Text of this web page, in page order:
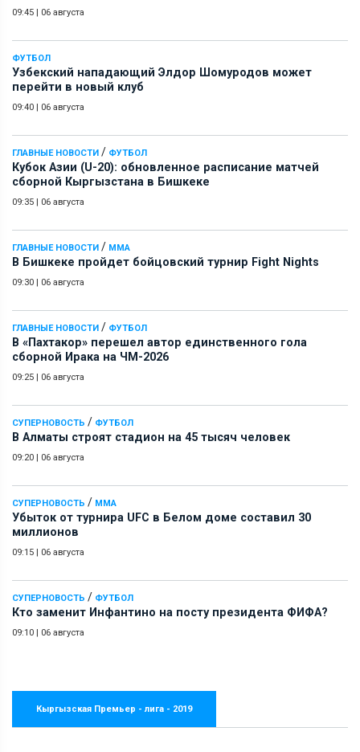
09:45 | 06 августа
ФУТБОЛ
Узбекский нападающий Элдор Шомуродов может
перейти в новый клуб
09:40 | 06 августа
ГЛАВНЫЕ НОВОСТИ / ФУТБОЛ
Кубок Азии (U-20): обновленное расписание матчей
сборной Кыргызстана в Бишкеке
09:35 | 06 августа
ГЛАВНЫЕ НОВОСТИ / ММА
В Бишкеке пройдет бойцовский турнир Fight Nights
09:30 | 06 августа
ГЛАВНЫЕ НОВОСТИ / ФУТБОЛ
В «Пахтакор» перешел автор единственного гола
сборной Ирака на ЧМ-2026
09:25 | 06 августа
СУПЕРНОВОСТЬ / ФУТБОЛ
В Алматы строят стадион на 45 тысяч человек
09:20 | 06 августа
СУПЕРНОВОСТЬ / ММА
Убыток от турнира UFC в Белом доме составил 30
миллионов
09:15 | 06 августа
СУПЕРНОВОСТЬ / ФУТБОЛ
Кто заменит Инфантино на посту президента ФИФА?
09:10 | 06 августа
Кыргызская Премьер - лига - 2019